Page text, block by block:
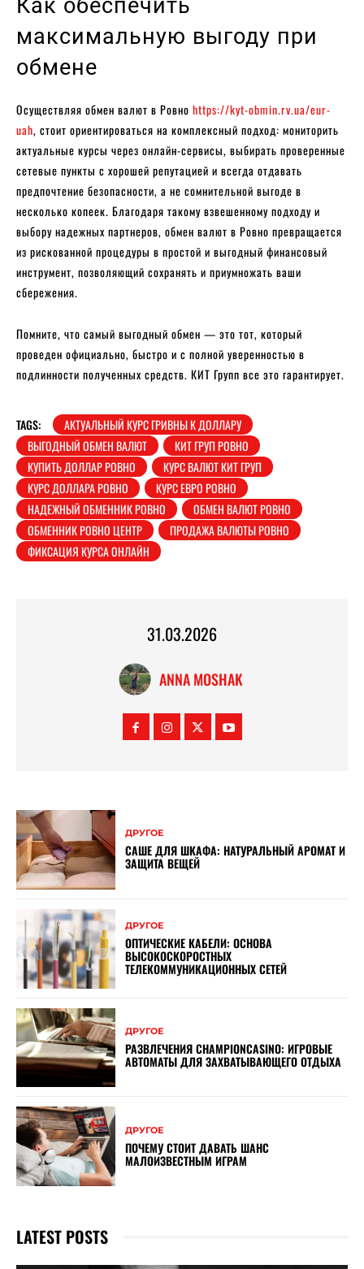
Как обеспечить
максимальную выгоду при
обмене
Осуществляя обмен валют в Ровно https://kyt-obmin.rv.ua/eur-
uah, стоит ориентироваться на комплексный подход: мониторить
актуальные курсы через онлайн-сервисы, выбирать проверенные
сетевые пункты с хорошей репутацией и всегда отдавать
предпочтение безопасности, а не сомнительной выгоде в
несколько копеек. Благодаря такому взвешенному подходу и
выбору надежных партнеров, обмен валют в Ровно превращается
из рискованной процедуры в простой и выгодный финансовый
инструмент, позволяющий сохранять и приумножать ваши
сбережения.
Помните, что самый выгодный обмен — это тот, который
проведен официально, быстро и с полной уверенностью в
подлинности полученных средств. КИТ Групп все это гарантирует.
TAGS:
АКТУАЛЬНЫЙ КУРС ГРИВНЫ К ДОЛЛАРУ
ВЫГОДНЫЙ ОБМЕН ВАЛЮТ
КИТ ГРУП РОВНО
КУПИТЬ ДОЛЛАР РОВНО
КУРС ВАЛЮТ КИТ ГРУП
КУРС ДОЛЛАРА РОВНО
КУРС ЕВРО РОВНО
НАДЕЖНЫЙ ОБМЕННИК РОВНО
ОБМЕН ВАЛЮТ РОВНО
ОБМЕННИК РОВНО ЦЕНТР
ПРОДАЖА ВАЛЮТЫ РОВНО
ФИКСАЦИЯ КУРСА ОНЛАЙН
31.03.2026
ANNA MOSHAK
ДРУГОЕ
САШЕ ДЛЯ ШКАФА: НАТУРАЛЬНЫЙ АРОМАТ И
ЗАЩИТА ВЕЩЕЙ
ДРУГОЕ
ОПТИЧЕСКИЕ КАБЕЛИ: ОСНОВА
ВЫСОКОСКОРОСТНЫХ
ТЕЛЕКОММУНИКАЦИОННЫХ СЕТЕЙ
ДРУГОЕ
РАЗВЛЕЧЕНИЯ CHAMPIONCASINO: ИГРОВЫЕ
АВТОМАТЫ ДЛЯ ЗАХВАТЫВАЮЩЕГО ОТДЫХА
ДРУГОЕ
ПОЧЕМУ СТОИТ ДАВАТЬ ШАНС
МАЛОИЗВЕСТНЫМ ИГРАМ
LATEST POSTS